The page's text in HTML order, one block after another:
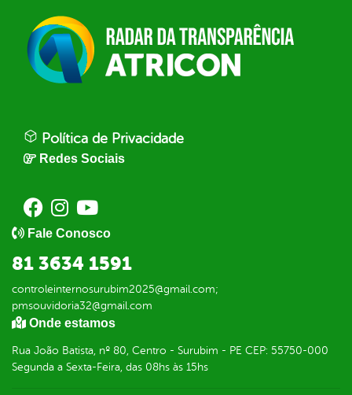
Política de Privacidade
Redes Sociais
Fale Conosco
81 3634 1591
controleinternosurubim2025@gmail.com;
pmsouvidoria32@gmail.com
Onde estamos
Rua João Batista, nº 80, Centro - Surubim - PE CEP: 55750-000
Segunda a Sexta-Feira, das 08hs às 15hs